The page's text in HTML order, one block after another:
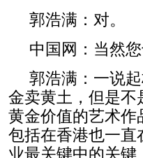
郭浩满：对。
中国网：当然
郭浩满：一说
金卖黄土，但是不
黄金价值的艺术作
包括在香港也一直
业最关键中的关